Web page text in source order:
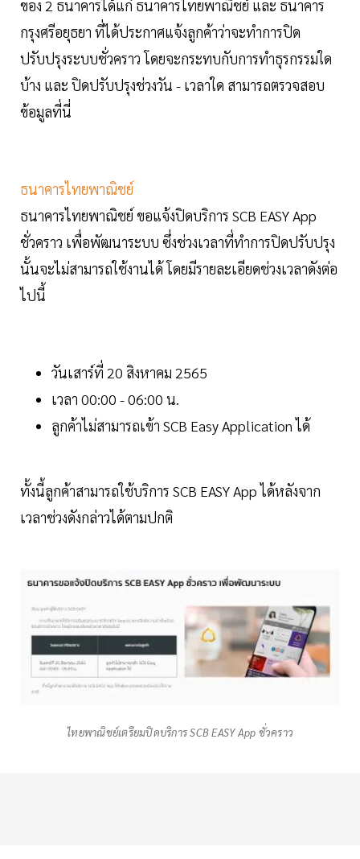
ของ 2 ธนาคารได้แก่ ธนาคารไทยพาณิชย์ และ ธนาคาร
กรุงศรีอยุธยา ที่ได้ประกาศแจ้งลูกค้าว่าจะทำการปิด
ปรับปรุงระบบชั่วคราว โดยจะกระทบกับการทำธุรกรรมใด
บ้าง และ ปิดปรับปรุงช่วงวัน - เวลาใด สามารถตรวจสอบ
ข้อมูลที่นี่
ธนาคารไทยพาณิชย์
ธนาคารไทยพาณิชย์ ขอแจ้งปิดบริการ SCB EASY App
ชั่วคราว เพื่อพัฒนาระบบ ซึ่งช่วงเวลาที่ทำการปิดปรับปรุง
นั้นจะไม่สามารถใช้งานได้ โดยมีรายละเอียดช่วงเวลาดังต่อ
ไปนี้
วันเสาร์ที่ 20 สิงหาคม 2565
เวลา 00:00 - 06:00 น.
ลูกค้าไม่สามารถเข้า SCB Easy Application ได้
ทั้งนี้ลูกค้าสามารถใช้บริการ SCB EASY App ได้หลังจาก
เวลาช่วงดังกล่าวได้ตามปกติ
ไทยพาณิชย์เตรียมปิดบริการ SCB EASY App ชั่วคราว